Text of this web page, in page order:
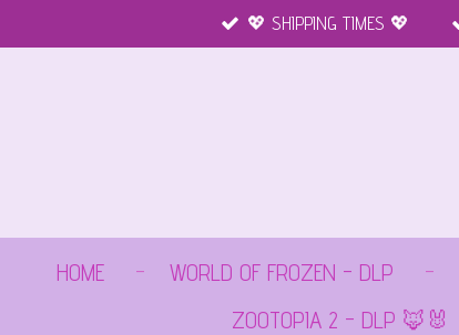
direct
💖 SHIPPING TIMES 💖
HOME WORLD OF FROZEN - DLP
ZOOTOPIA 2 - DLP 🦊🐰